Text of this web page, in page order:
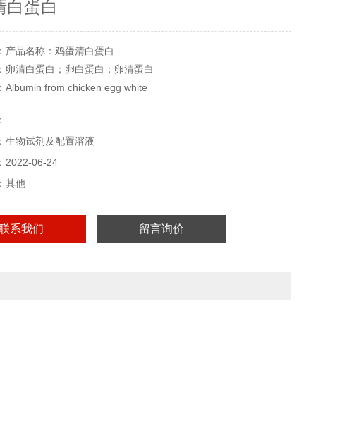
白蛋白
产品名称：鸡蛋清白蛋白
卵清白蛋白；卵白蛋白；卵清蛋白
Albumin from chicken egg white
XFG225339
100g
2～8℃
科研实验用，不做其它用途！
生物试剂及配置溶液
2022-06-24
其他
系我们 留言询价